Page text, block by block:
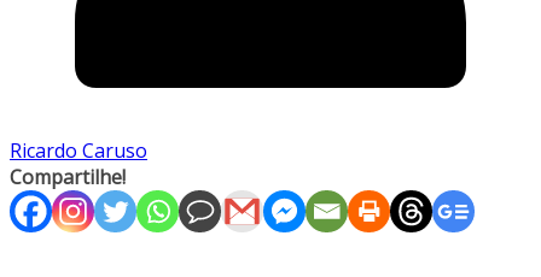
Ricardo Caruso
Compartilhe!